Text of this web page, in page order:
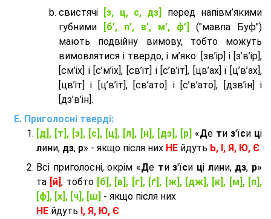
cвистячі
[з, ц, с, дз]
перед напівм’якими
губними
[б’, п’, в’, м’, ф’]
("мавпа Буф")
мають подвійну вимову, тобто можуть
вимовлятися і твердо, і м’яко: [зв’ір] і [з’в’ір],
[см’іх] і [с’м’іх], [св’іт] і [с’в’іт], [цв’ах] і [ц’в’ах],
[цв’іт] і [ц’в’іт], [св’ато] і [с’в’ато], [дзв’iн] і
[дз’в’iн].
Приголосні тверді:
[д], [т], [з], [с], [ц], [л], [н], [дз], [р] «Де ти з'їси ці
лини, дз, р» - якщо після них НЕ йдуть Ь, І, Я, Ю, Є
Всі приголосні, окрім «Де тиз'їси ці лини, дз, р»
та [й], тобто [б], [в], [г], [ґ], [ж], [дж], [к], [м], [п],
[ф], [х], [ч], [ш] - якщо після них
НЕ йдуть І, Я, Ю, Є